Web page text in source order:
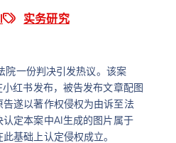
实务研究
院一份判决引发热议。该案
红书发布，被告发布文章配图
遂以著作权侵权为由诉至法
定本案中AI生成的图片属于
基础上认定侵权成立。